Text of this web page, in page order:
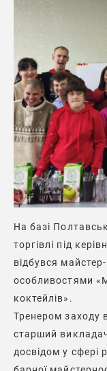
На базі
торгівлі під
відбувся
особливостями
коктейлів».
Тренером заходу
старший
досвідом у сфері